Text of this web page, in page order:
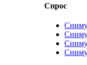
Спрос
Сниму
Сниму